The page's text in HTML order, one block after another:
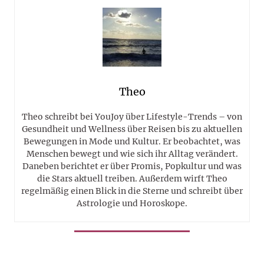
Theo
Theo schreibt bei YouJoy über Lifestyle-Trends – von
Gesundheit und Wellness über Reisen bis zu aktuellen
Bewegungen in Mode und Kultur. Er beobachtet, was
Menschen bewegt und wie sich ihr Alltag verändert.
Daneben berichtet er über Promis, Popkultur und was
die Stars aktuell treiben. Außerdem wirft Theo
regelmäßig einen Blick in die Sterne und schreibt über
Astrologie und Horoskope.